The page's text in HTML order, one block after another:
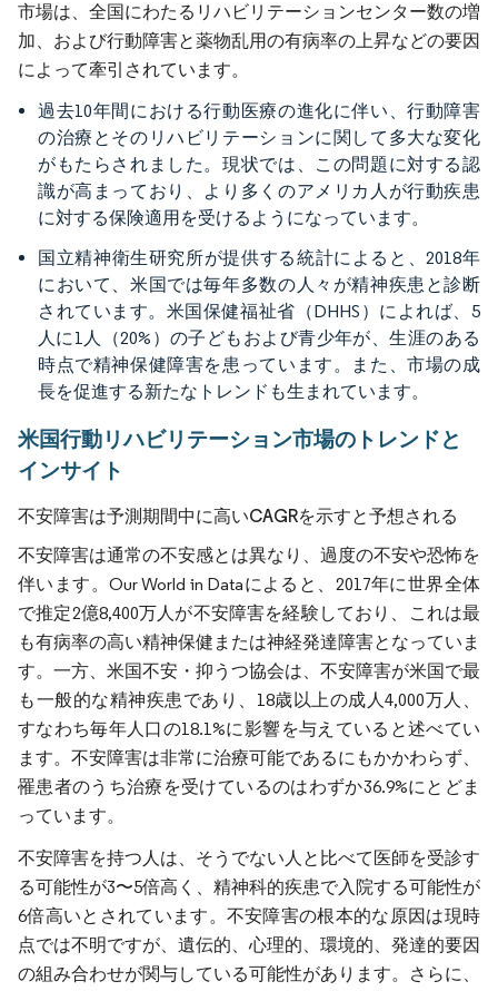
市場は、全国にわたるリハビリテーションセンター数の増
加、および行動障害と薬物乱用の有病率の上昇などの要因
によって牽引されています。
過去10年間における行動医療の進化に伴い、行動障害
の治療とそのリハビリテーションに関して多大な変化
がもたらされました。現状では、この問題に対する認
識が高まっており、より多くのアメリカ人が行動疾患
に対する保険適用を受けるようになっています。
国立精神衛生研究所が提供する統計によると、2018年
において、米国では毎年多数の人々が精神疾患と診断
されています。米国保健福祉省（DHHS）によれば、5
人に1人（20%）の子どもおよび青少年が、生涯のある
時点で精神保健障害を患っています。また、市場の成
長を促進する新たなトレンドも生まれています。
米国行動リハビリテーション市場のトレンドと
インサイト
不安障害は予測期間中に高いCAGRを示すと予想される
不安障害は通常の不安感とは異なり、過度の不安や恐怖を
伴います。Our World in Dataによると、2017年に世界全体
で推定2億8,400万人が不安障害を経験しており、これは最
も有病率の高い精神保健または神経発達障害となっていま
す。一方、米国不安・抑うつ協会は、不安障害が米国で最
も一般的な精神疾患であり、18歳以上の成人4,000万人、
すなわち毎年人口の18.1%に影響を与えていると述べてい
ます。不安障害は非常に治療可能であるにもかかわらず、
罹患者のうち治療を受けているのはわずか36.9%にとどま
っています。
不安障害を持つ人は、そうでない人と比べて医師を受診す
る可能性が3〜5倍高く、精神科的疾患で入院する可能性が
6倍高いとされています。不安障害の根本的な原因は現時
点では不明ですが、遺伝的、心理的、環境的、発達的要因
の組み合わせが関与している可能性があります。さらに、